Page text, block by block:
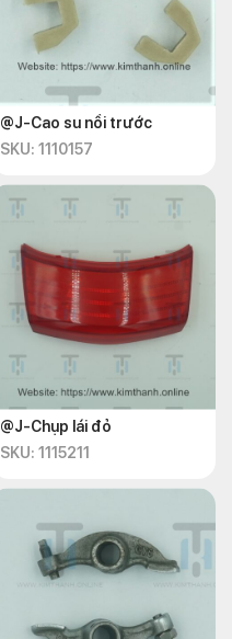
@J-Cao su nồi trước
SKU: 1110157
@J-Chụp lái đỏ
SKU: 1115211